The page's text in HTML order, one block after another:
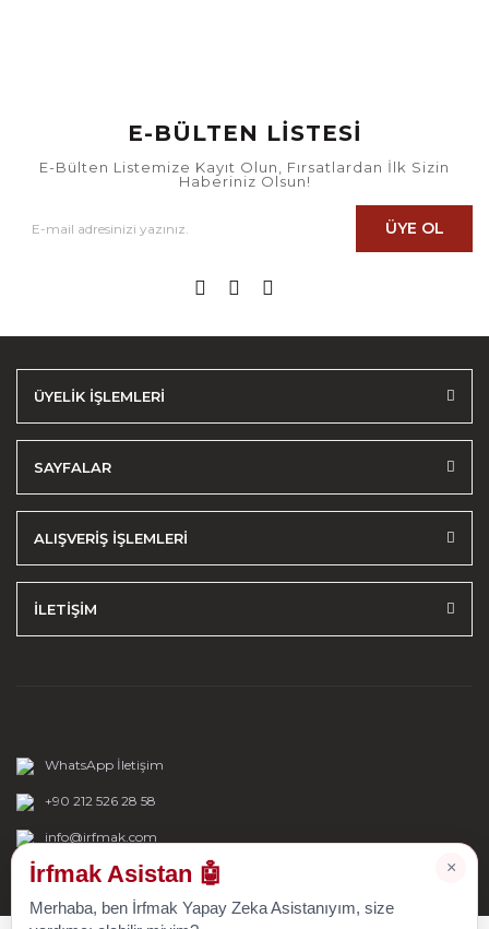
E-BÜLTEN LİSTESİ
E-Bülten Listemize Kayıt Olun, Fırsatlardan İlk Sizin
Haberiniz Olsun!
ÜYE OL
ÜYELİK İŞLEMLERİ
SAYFALAR
ALIŞVERİŞ İŞLEMLERİ
İLETİŞİM
WhatsApp İletişim
+90 212 526 28 58
info@irfmak.com
×
İrfmak Asistan 🤖
Merhaba, ben İrfmak Yapay Zeka Asistanıyım, size